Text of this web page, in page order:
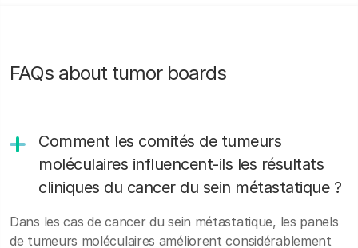
FAQs about tumor boards
Comment les comités de tumeurs
moléculaires influencent-ils les résultats
cliniques du cancer du sein métastatique ?
Dans les cas de cancer du sein métastatique, les panels
de tumeurs moléculaires améliorent considérablement